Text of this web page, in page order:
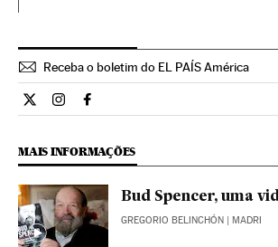
Receba o boletim do EL PAÍS América
Cultura El País Brasil en Twitter
Cultura El País Brasil en Instagram
Cultura El País Brasil en
MAIS INFORMAÇÕES
Bud Spencer, uma
GREGORIO BELINCHÓN | MADRI